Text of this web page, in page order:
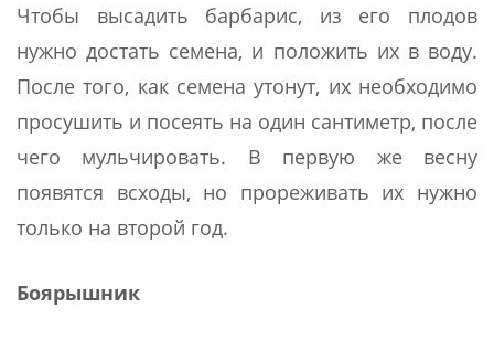
Чтобы высадить барбарис, из его плодов
нужно достать семена, и положить их в воду.
После того, как семена утонут, их необходимо
просушить и посеять на один сантиметр, после
чего мульчировать. В первую же весну
появятся всходы, но прореживать их нужно
только на второй год.
Боярышник